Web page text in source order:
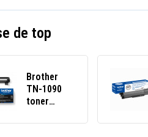
de top
Brother
TN-1090
toner
negru